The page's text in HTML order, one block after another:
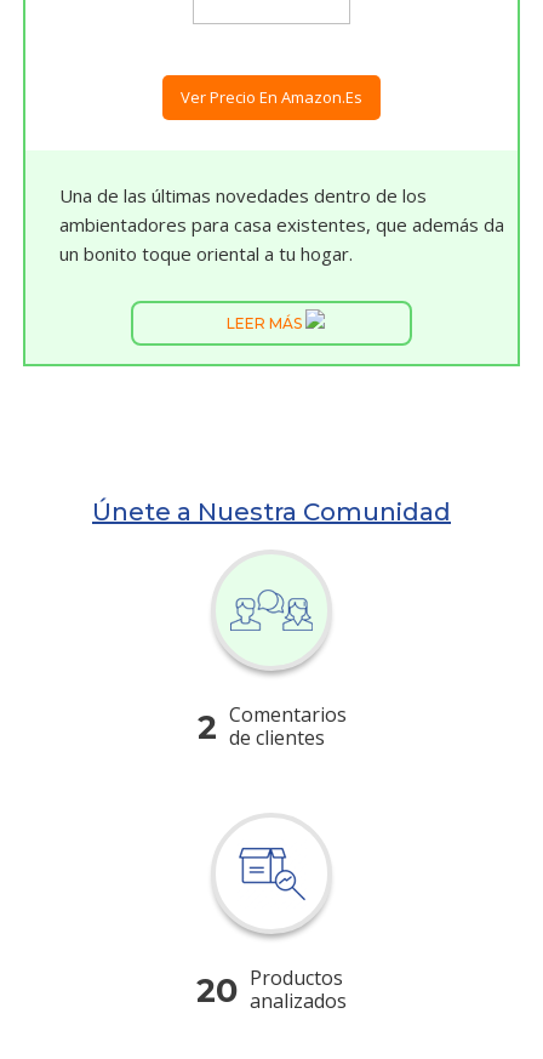
Ver Precio En Amazon.es
Una de las últimas novedades dentro de los
ambientadores para casa existentes, que además da
un bonito toque oriental a tu hogar.
LEER MÁS
Únete a Nuestra Comunidad
2 Comentarios
de clientes
20 Productos
analizados